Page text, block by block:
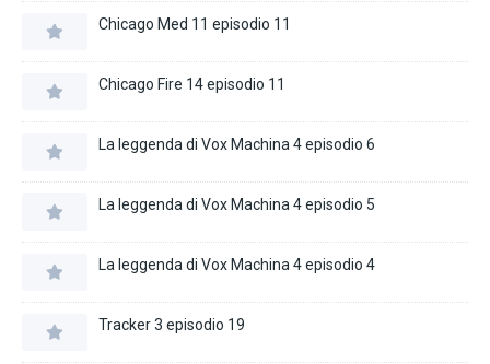
Chicago Med 11 episodio 11
Chicago Fire 14 episodio 11
La leggenda di Vox Machina 4 episodio 6
La leggenda di Vox Machina 4 episodio 5
La leggenda di Vox Machina 4 episodio 4
Tracker 3 episodio 19